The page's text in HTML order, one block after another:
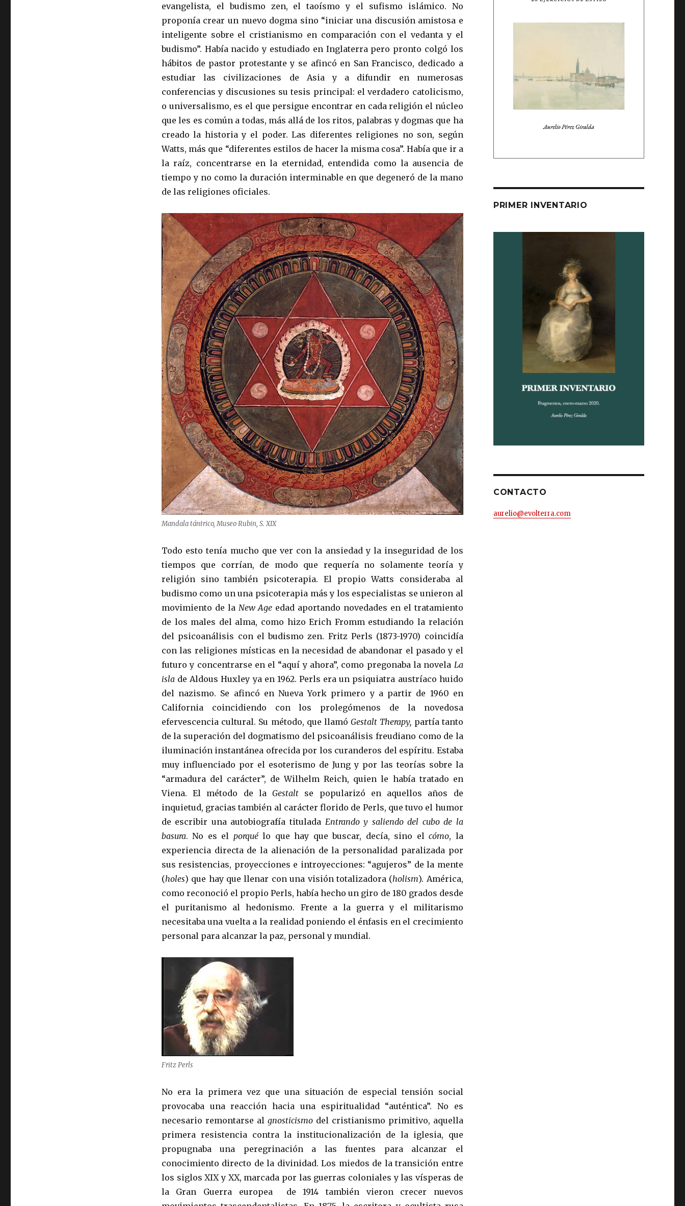
evangelista, el budismo zen, el taoísmo y el sufismo islámico. No
proponía crear un nuevo dogma sino “iniciar una discusión amistosa e
inteligente sobre el cristianismo en comparación con el vedanta y el
budismo”. Había nacido y estudiado en Inglaterra pero pronto colgó los
hábitos de pastor protestante y se afincó en San Francisco, dedicado a
estudiar las civilizaciones de Asia y a difundir en numerosas
conferencias y discusiones su tesis principal: el verdadero catolicismo,
o universalismo, es el que persigue encontrar en cada religión el núcleo
que les es común a todas, más allá de los ritos, palabras y dogmas que ha
creado la historia y el poder. Las diferentes religiones no son, según
Watts, más que “diferentes estilos de hacer la misma cosa”. Había que ir a
la raíz, concentrarse en la eternidad, entendida como la ausencia de
tiempo y no como la duración interminable en que degeneró de la mano
de las religiones oficiales.
Mandala tántrico, Museo Rubin, S. XIX
Todo esto tenía mucho que ver con la ansiedad y la inseguridad de los
tiempos que corrían, de modo que requería no solamente teoría y
religión sino también psicoterapia. El propio Watts consideraba al
budismo como un una psicoterapia más y los especialistas se unieron al
movimiento de la New Age edad aportando novedades en el tratamiento
de los males del alma, como hizo Erich Fromm estudiando la relación
del psicoanálisis con el budismo zen. Fritz Perls (1873-1970) coincidía
con las religiones místicas en la necesidad de abandonar el pasado y el
futuro y concentrarse en el “aquí y ahora”, como pregonaba la novela La
islade Aldous Huxley ya en 1962. Perls era un psiquiatra austríaco huido
del nazismo. Se afincó en Nueva York primero y a partir de 1960 en
California coincidiendo con los prolegómenos de la novedosa
efervescencia cultural. Su método, que llamó Gestalt Therapy, partía tanto
de la superación del dogmatismo del psicoanálisis freudiano como de la
iluminación instantánea ofrecida por los curanderos del espíritu. Estaba
muy influenciado por el esoterismo de Jung y por las teorías sobre la
“armadura del carácter”, de Wilhelm Reich, quien le había tratado en
Viena. El método de laGestalt se popularizó en aquellos años de
inquietud, gracias también al carácter florido de Perls, que tuvo el humor
de escribir una autobiografía titulada Entrando y saliendo del cubo de la
basura. No es el porquélo que hay que buscar, decía, sino el cómo, la
experiencia directa de la alienación de la personalidad paralizada por
sus resistencias, proyecciones e introyecciones: “agujeros” de la mente
(holes) que hay que llenar con una visión totalizadora (holism). América,
como reconoció el propio Perls, había hecho un giro de 180 grados desde
el puritanismo al hedonismo. Frente a la guerra y el militarismo
necesitaba una vuelta a la realidad poniendo el énfasis en el crecimiento
personal para alcanzar la paz, personal y mundial.
Fritz Perls
No era la primera vez que una situación de especial tensión social
provocaba una reacción hacia una espiritualidad “auténtica”. No es
necesario remontarse al gnosticismodel cristianismo primitivo, aquella
primera resistencia contra la institucionalización de la iglesia, que
propugnaba una peregrinación a las fuentes para alcanzar el
conocimiento directo de la divinidad. Los miedos de la transición entre
los siglos XIX y XX, marcada por las guerras coloniales y las vísperas de
la Gran Guerra europea de 1914 también vieron crecer nuevos
PRIMER INVENTARIO
CONTACTO
aurelio@evolterra.com